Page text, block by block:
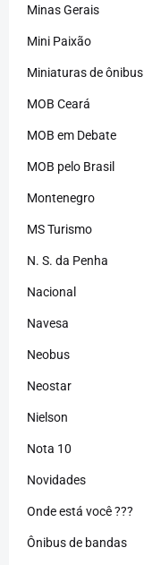
Minas Gerais
Mini Paixão
Miniaturas de ônibus
MOB Ceará
MOB em Debate
MOB pelo Brasil
Montenegro
MS Turismo
N. S. da Penha
Nacional
Navesa
Neobus
Neostar
Nielson
Nota 10
Novidades
Onde está você ???
Ônibus de bandas